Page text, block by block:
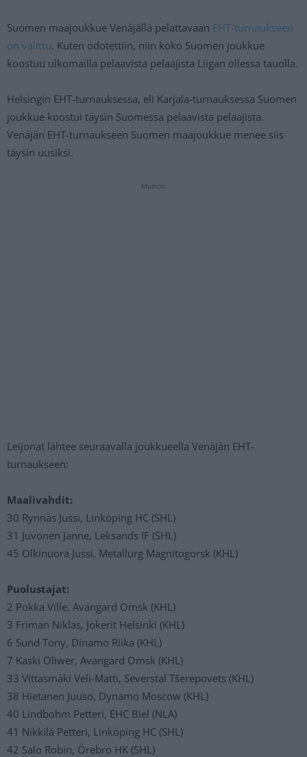
Suomen maajoukkue Venäjällä pelattavaan EHT-turnaukseen
on valittu. Kuten odotettiin, niin koko Suomen joukkue
koostuu ulkomailla pelaavista pelaajista Liigan ollessa tauolla.
Helsingin EHT-turnauksessa, eli Karjala-turnauksessa Suomen
joukkue koostui täysin Suomessa pelaavista pelaajista.
Venäjän EHT-turnaukseen Suomen maajoukkue menee siis
täysin uusiksi.
Mainos:
Leijonat lähtee seuraavalla joukkueella Venäjän EHT-
turnaukseen:
Maalivahdit:
30 Rynnäs Jussi, Linköping HC (SHL)
31 Juvonen Janne, Leksands IF (SHL)
45 Olkinuora Jussi, Metallurg Magnitogorsk (KHL)
Puolustajat:
2 Pokka Ville, Avangard Omsk (KHL)
3 Friman Niklas, Jokerit Helsinki (KHL)
6 Sund Tony, Dinamo Riika (KHL)
7 Kaski Oliwer, Avangard Omsk (KHL)
33 Vittasmäki Veli-Matti, Severstal Tšerepovets (KHL)
38 Hietanen Juuso, Dynamo Moscow (KHL)
40 Lindbohm Petteri, EHC Biel (NLA)
41 Nikkilä Petteri, Linköping HC (SHL)
42 Salo Robin, Örebro HK (SHL)